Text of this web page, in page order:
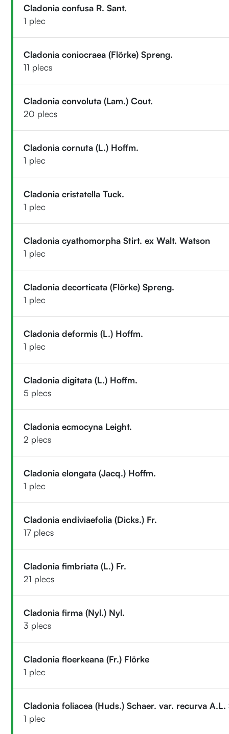
Cladonia confusa R. Sant.
1 plec
Cladonia coniocraea (Flörke) Spreng.
11 plecs
Cladonia convoluta (Lam.) Cout.
20 plecs
Cladonia cornuta (L.) Hoffm.
1 plec
Cladonia cristatella Tuck.
1 plec
Cladonia cyathomorpha Stirt. ex Walt. Watson
1 plec
Cladonia decorticata (Flörke) Spreng.
1 plec
Cladonia deformis (L.) Hoffm.
1 plec
Cladonia digitata (L.) Hoffm.
5 plecs
Cladonia ecmocyna Leight.
2 plecs
Cladonia elongata (Jacq.) Hoffm.
1 plec
Cladonia endiviaefolia (Dicks.) Fr.
17 plecs
Cladonia fimbriata (L.) Fr.
21 plecs
Cladonia firma (Nyl.) Nyl.
3 plecs
Cladonia floerkeana (Fr.) Flörke
1 plec
Cladonia foliacea (Huds.) Schaer. var. recurva A.L.
1 plec